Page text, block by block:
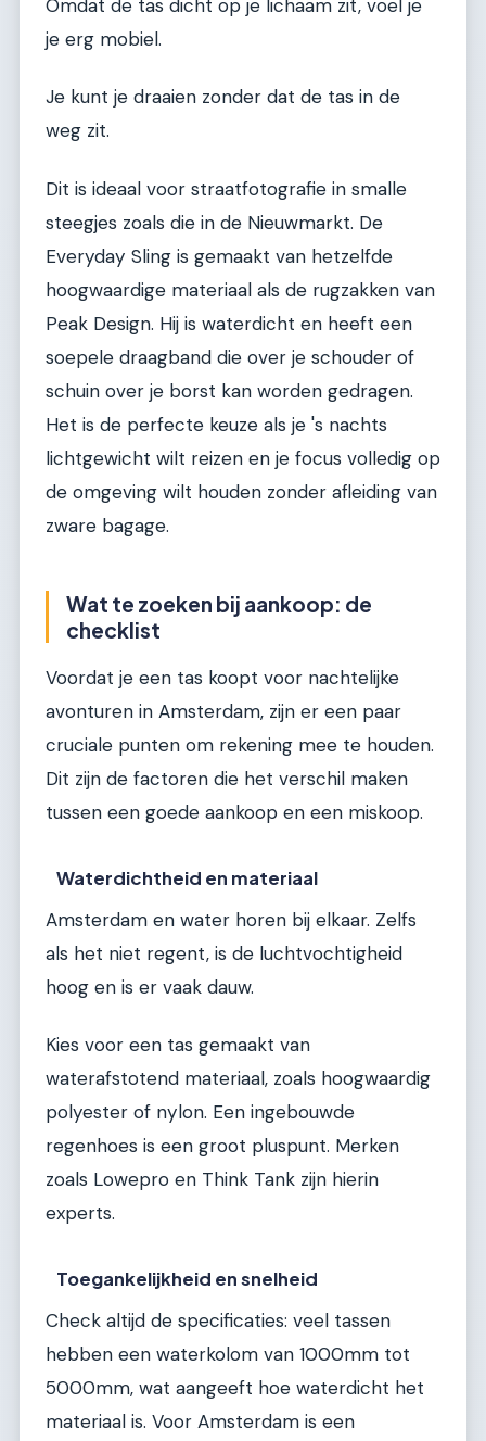
Omdat de tas dicht op je lichaam zit, voel je
je erg mobiel.
Je kunt je draaien zonder dat de tas in de
weg zit.
Dit is ideaal voor straatfotografie in smalle
steegjes zoals die in de Nieuwmarkt. De
Everyday Sling is gemaakt van hetzelfde
hoogwaardige materiaal als de rugzakken van
Peak Design. Hij is waterdicht en heeft een
soepele draagband die over je schouder of
schuin over je borst kan worden gedragen.
Het is de perfecte keuze als je 's nachts
lichtgewicht wilt reizen en je focus volledig op
de omgeving wilt houden zonder afleiding van
zware bagage.
Wat te zoeken bij aankoop: de
checklist
Voordat je een tas koopt voor nachtelijke
avonturen in Amsterdam, zijn er een paar
cruciale punten om rekening mee te houden.
Dit zijn de factoren die het verschil maken
tussen een goede aankoop en een miskoop.
Waterdichtheid en materiaal
Amsterdam en water horen bij elkaar. Zelfs
als het niet regent, is de luchtvochtigheid
hoog en is er vaak dauw.
Kies voor een tas gemaakt van
waterafstotend materiaal, zoals hoogwaardig
polyester of nylon. Een ingebouwde
regenhoes is een groot pluspunt. Merken
zoals Lowepro en Think Tank zijn hierin
experts.
Toegankelijkheid en snelheid
Check altijd de specificaties: veel tassen
hebben een waterkolom van 1000mm tot
5000mm, wat aangeeft hoe waterdicht het
materiaal is. Voor Amsterdam is een